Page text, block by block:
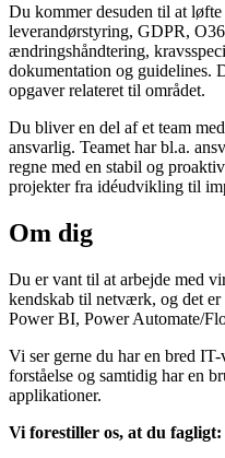
Du kommer desuden til at
leverandørstyring, GDPR,
ændringshåndtering,
dokumentation og guidelines.
opgaver relateret til området.
Du bliver en del af et team
ansvarlig. Teamet har bl.a.
regne med en stabil og
projekter fra idéudvikling til
Om dig
Du er vant til at arbejde med
kendskab til netværk, og det
Power BI, Power Automate/
Vi ser gerne du har en bred
forståelse og samtidig har en
applikationer.
Vi forestiller os, at du fagligt: